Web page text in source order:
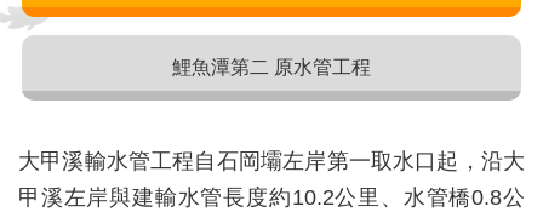
鯉魚潭第二 原水管工程
大甲溪輸水管工程自石岡壩左岸第一取水口起，沿大
甲溪左岸與建輸水管長度約10.2公里、水管橋0.8公